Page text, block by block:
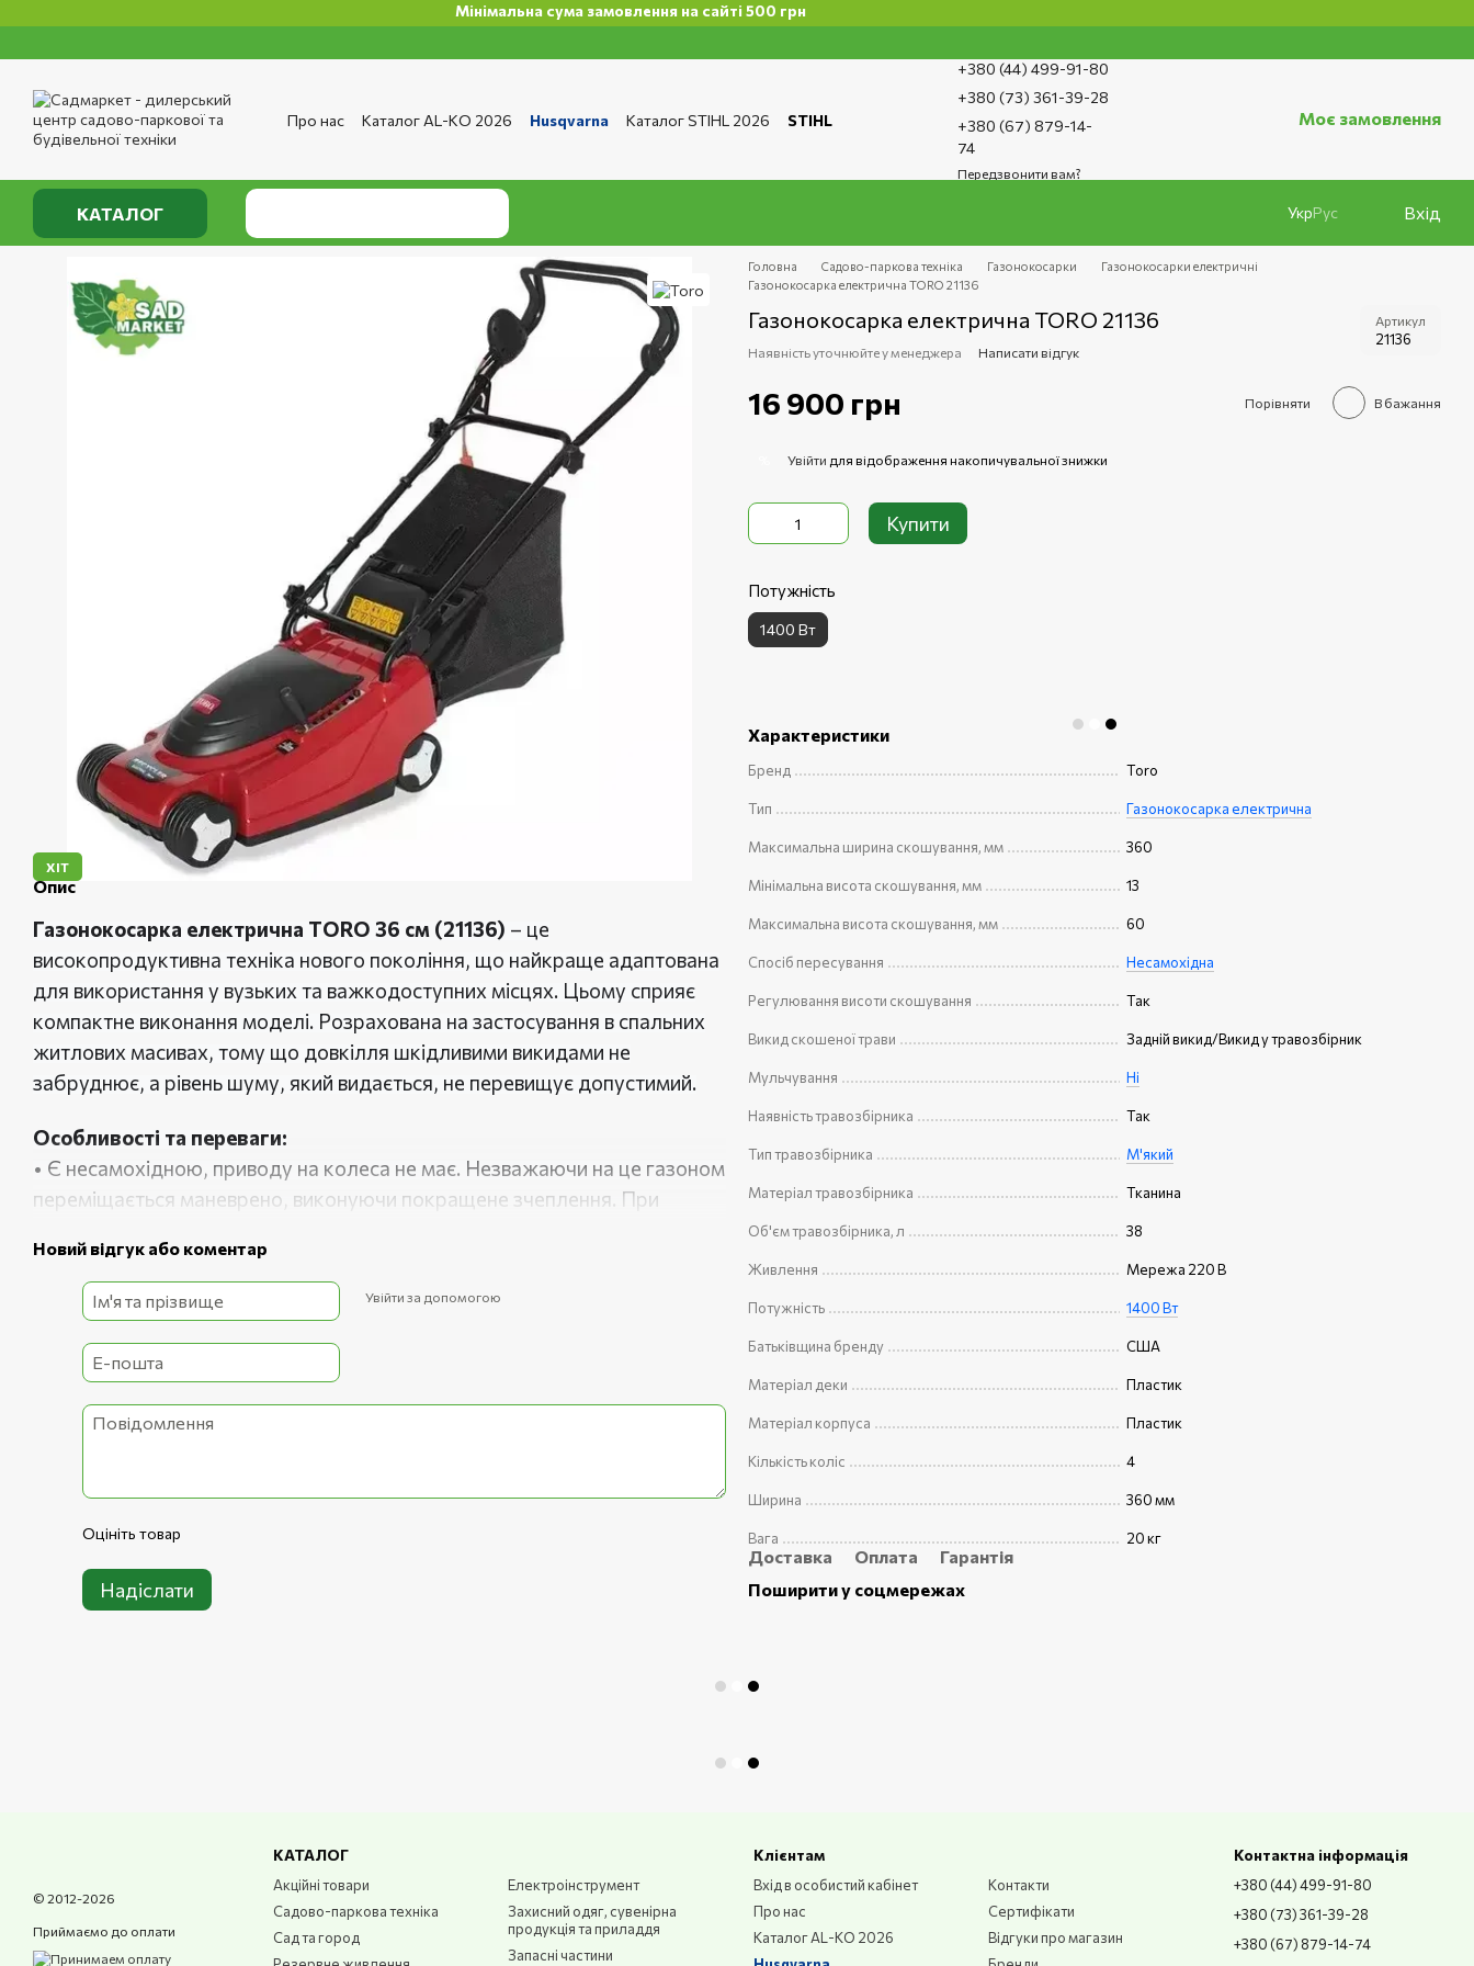
Мінімальна сума замовлення на сайті 500 грн
Про нас Каталог AL-KO 2026 Husqvarna Каталог STIHL 2026
STIHL
Публічний договір
Політика конфіденційності
+380 (44) 499-91-80
+380 (73) 361-39-28
+380 (67) 879-14-
74
Передзвонити вам?
Моє замовлення
КАТАЛОГ УкрРус Вхід
ХІТ
Опис
Газонокосарка електрична TORO 36 см (21136) – це
високопродуктивна техніка нового покоління, що найкраще адаптована
для використання у вузьких та важкодоступних місцях. Цьому сприяє
компактне виконання моделі. Розрахована на застосування в спальних
житлових масивах, тому що довкілля шкідливими викидами не
забруднює, а рівень шуму, який видається, не перевищує допустимий.
Особливості та переваги:
• Є несамохідною, приводу на колеса не має. Незважаючи на це газоном
переміщається маневрено, виконуючи покращене зчеплення. При
маневрує техніка по пагорбах та схилах, нерівностях.
• Ніжова ріжуча система за прохід захоплюється смуга шириною 360
мм. Висота скошування регулюється в діапазоні 13-60 мм, це дозволяє
враховувати особливості місцевості.
• Зрізаний матеріал можна викидати назад, або наповнювати
травозбірник об'ємом 38 л,виготовлений із тканини. Опорожняється
Новий відгук або коментар
Увійти за допомогою
Оцініть товар
Надіслати
Головна Садово-паркова техніка Газонокосарки
Газонокосарки електричні
Газонокосарка електрична TORO 21136
Газонокосарка електрична TORO 21136 Артикул
21136
Наявність уточнюйте у менеджера Написати відгук
16 900 грн Порівняти В бажання
Увійти для відображення накопичувальної знижки
Купити
Потужність
1400 Вт
Характеристики
Бренд Toro
Тип Газонокосарка електрична
Максимальна ширина скошування, мм 360
Мінімальна висота скошування, мм 13
Максимальна висота скошування, мм 60
Спосіб пересування Несамохідна
Регулювання висоти скошування Так
Викид скошеної трави Задній викид/Викид у травозбірник
Мульчування Ні
Наявність травозбірника Так
Тип травозбірника М'який
Матеріал травозбірника Тканина
Об'єм травозбірника, л 38
Живлення Мережа 220 В
Потужність 1400 Вт
Батьківщина бренду США
Матеріал деки Пластик
Матеріал корпуса Пластик
Кількість коліс 4
Ширина 360 мм
Вага 20 кг
Доставка Оплата
Гарантія
Поширити у соцмережах
© 2012-2026
Приймаємо до оплати
КАТАЛОГ
Акційні товари
Садово-паркова техніка
Сад та город
Електроінструмент
Захисний одяг, сувенірна
продукція та приладдя
Запасні частини
Клієнтам
Вхід в особистий кабінет
Про нас
Каталог AL-KO 2026
Контакти
Сертифікати
Відгуки про магазин
Контактна інформація
+380 (44) 499-91-80
+380 (73) 361-39-28
+380 (67) 879-14-74